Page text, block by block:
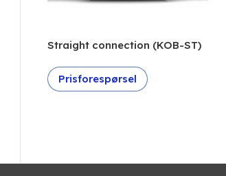
Straight connection (KOB-ST)
Prisforespørsel